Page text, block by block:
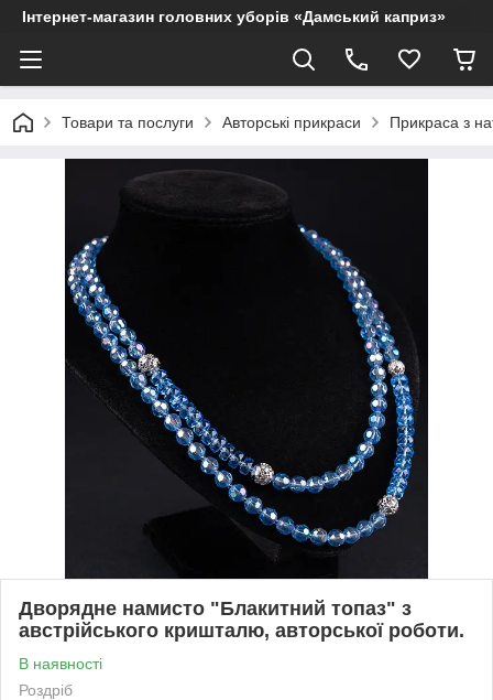
Інтернет-магазин головних уборів «Дамський каприз»
Товари та послуги Авторські прикраси Прикраса з
Дворядне намисто "Блакитний топаз" з
австрійського кришталю, авторської роботи.
В наявності
Роздріб